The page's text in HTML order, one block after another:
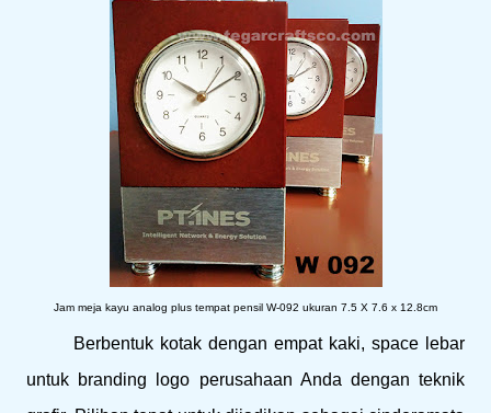
Jam meja kayu analog plus tempat pensil W-092 ukuran 7.5 X 7.6 x 12.8cm
Berbentuk kotak dengan empat kaki, space lebar
untuk branding logo perusahaan Anda dengan teknik